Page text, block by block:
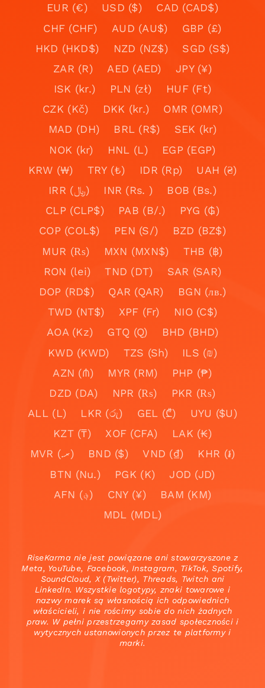
EUR (€) USD ($)
CAD (CAD$)
CHF (CHF)
AUD (AU$)
GBP (£)
HKD (HKD$)
NZD (NZ$)
SGD (S$)
ZAR (R)
AED (AED)
JPY (¥)
ISK (kr.)
PLN (zł)
HUF (Ft)
CZK (Kč)
DKK (kr.)
OMR (OMR)
MAD (DH)
BRL (R$)
SEK (kr)
NOK (kr)
HNL (L)
EGP (EGP)
KRW (₩)
TRY (₺) IDR (Rp)
UAH (₴)
IRR (﷼)
INR (Rs. )
BOB (Bs.)
CLP (CLP$)
PAB (B/.)
PYG (₲)
COP (COL$)
PEN (S/)
BZD (BZ$)
MUR (₨)
MXN (MXN$)
THB (฿)
RON (lei)
TND (DT)
SAR (SAR)
DOP (RD$)
QAR (QAR)
BGN (лв.)
TWD (NT$)
XPF (Fr)
NIO (C$)
AOA (Kz)
GTQ (Q)
BHD (BHD)
KWD (KWD)
TZS (Sh)
ILS (₪)
AZN (₼)
MYR (RM)
PHP (₱)
DZD (DA)
NPR (₨)
PKR (₨)
ALL (L)
LKR (රු) GEL (₾)
UYU ($U)
KZT (₸)
XOF (CFA)
LAK (₭)
MVR (.ރ)
BND ($) VND (₫)
KHR (៛)
BTN (Nu.)
PGK (K)
JOD (JD)
AFN (؋)
CNY (¥)
BAM (KM)
MDL (MDL)
RiseKarma nie jest powiązane ani stowarzyszone z
Meta, YouTube, Facebook, Instagram, TikTok, Spotify,
SoundCloud, X (Twitter), Threads, Twitch ani
LinkedIn. Wszystkie logotypy, znaki towarowe i
nazwy marek są własnością ich odpowiednich
właścicieli, i nie rościmy sobie do nich żadnych
praw. W pełni przestrzegamy zasad społeczności i
wytycznych ustanowionych przez te platformy i
marki.